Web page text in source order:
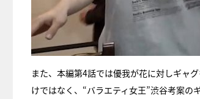
また、本編第4話では優我が花に対しギャ
けではなく、“バラエティ女王”渋谷考案の